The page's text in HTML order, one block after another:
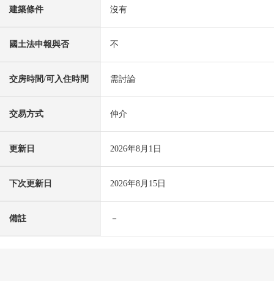
建築條件 沒有
國土法申報與否 不
交房時間/可入住時間 需討論
交易方式 仲介
更新日 2026年8月1日
下次更新日 2026年8月15日
備註 －